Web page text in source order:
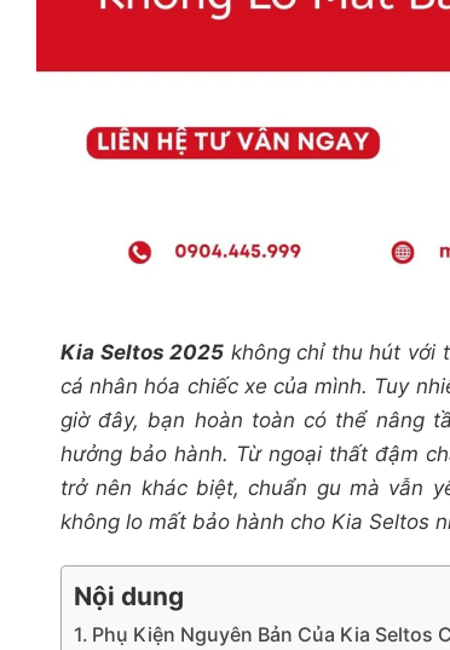
Kia Seltos 2025 không chỉ thu hút với
cá nhân hóa chiếc xe của mình. Tuy
giờ đây, bạn hoàn toàn có thể nâng
hưởng bảo hành. Từ ngoại thất đậm
trở nên khác biệt, chuẩn gu mà vẫn
không lo mất bảo hành cho Kia Seltos
Nội dung
Phụ Kiện Nguyên Bản Của Kia Seltos